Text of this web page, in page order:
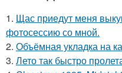
1. Щас приедут меня
фотосессию со мной.
2. Объёмная укладка на
3. Лето так быстро